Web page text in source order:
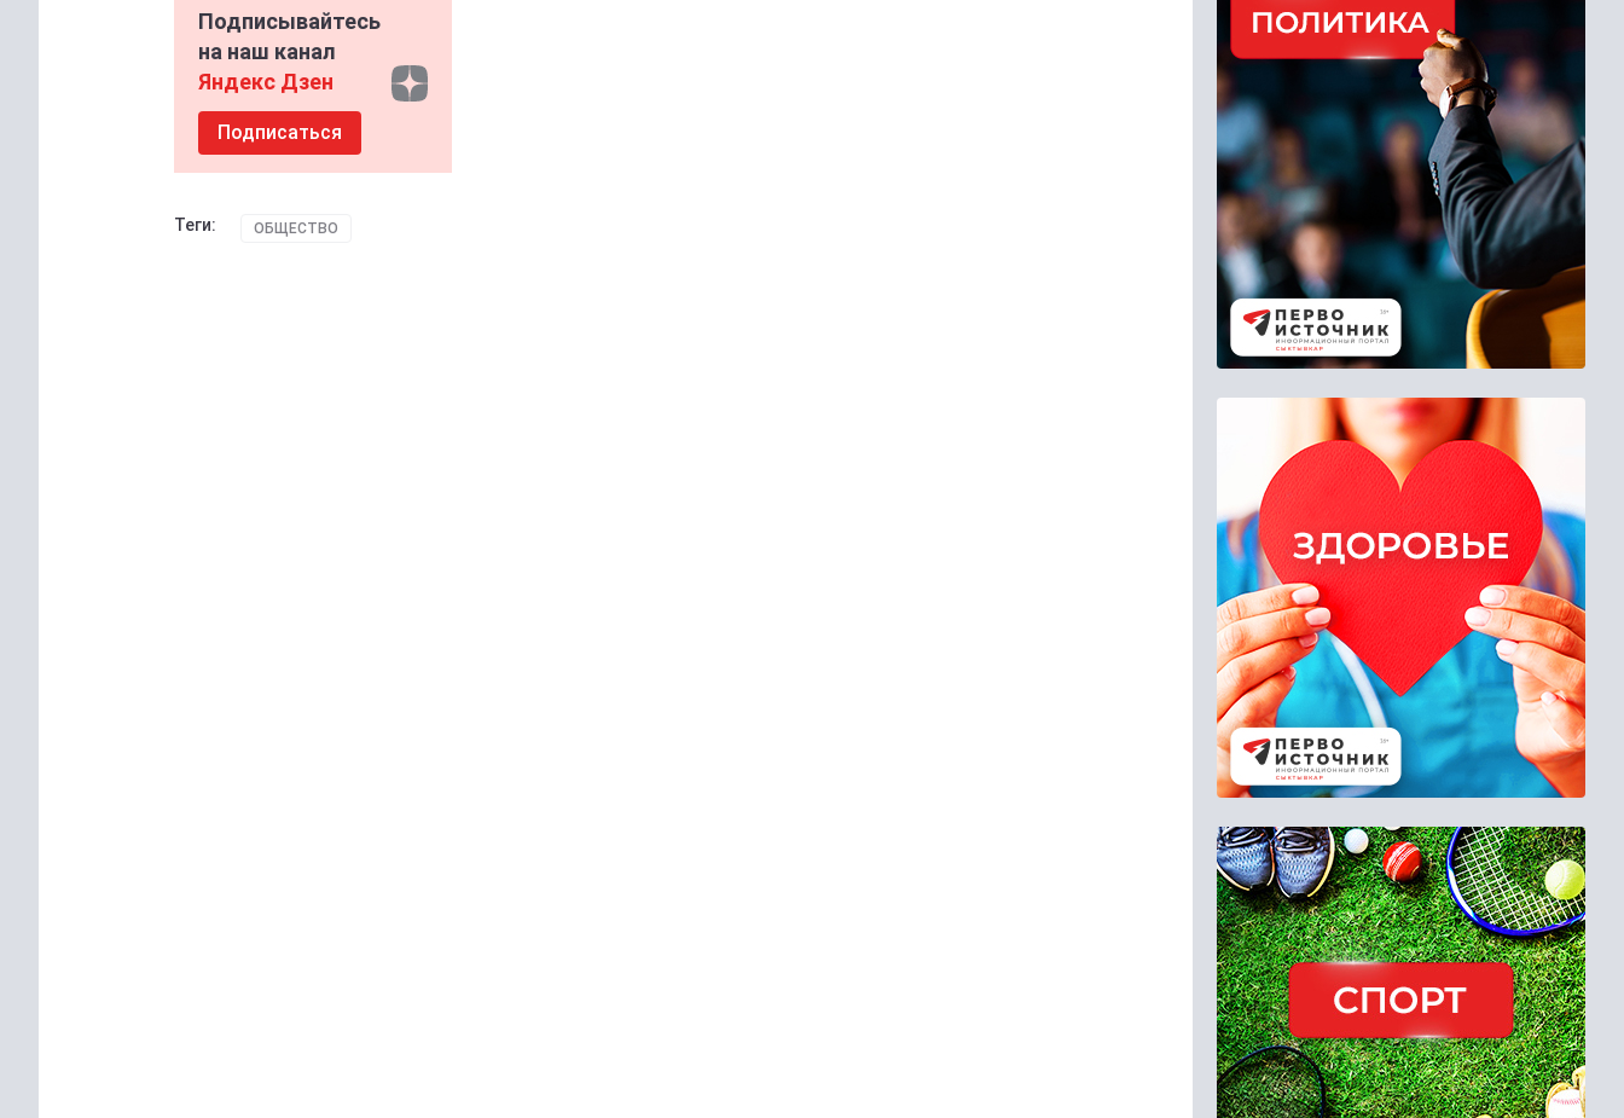
Подписывайтесь
на наш канал
Яндекс Дзен
Подписаться
Теги: ОБЩЕСТВО